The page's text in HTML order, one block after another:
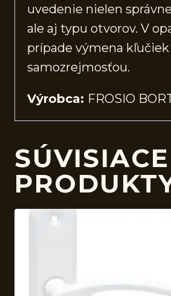
uvedenie nielen
ale aj typu otvorov. V
prípade výmena
samozrejmosťou.
Výrobca: FROSIO
SÚVISIACE